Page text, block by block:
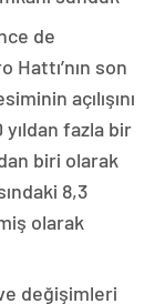
de
son
açılışını
yıldan fazla bir
biri olarak
8,3
olarak
değişimleri